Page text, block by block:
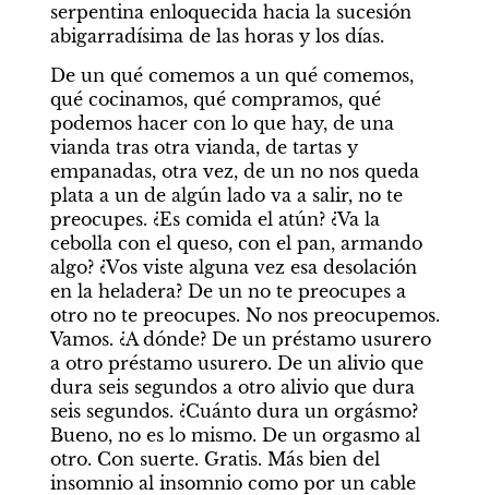
serpentina enloquecida hacia la sucesión
abigarradísima de las horas y los días.
De un qué comemos a un qué comemos,
qué cocinamos, qué compramos, qué
podemos hacer con lo que hay, de una
vianda tras otra vianda, de tartas y
empanadas, otra vez, de un no nos queda
plata a un de algún lado va a salir, no te
preocupes. ¿Es comida el atún? ¿Va la
cebolla con el queso, con el pan, armando
algo? ¿Vos viste alguna vez esa desolación
en la heladera? De un no te preocupes a
otro no te preocupes. No nos preocupemos.
Vamos. ¿A dónde? De un préstamo usurero
a otro préstamo usurero. De un alivio que
dura seis segundos a otro alivio que dura
seis segundos. ¿Cuánto dura un orgásmo?
Bueno, no es lo mismo. De un orgasmo al
otro. Con suerte. Gratis. Más bien del
insomnio al insomnio como por un cable